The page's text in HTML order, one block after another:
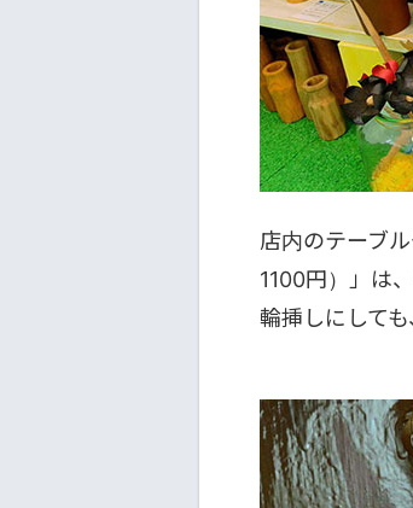
店内のテーブ
1100円）」は
輪挿しにして